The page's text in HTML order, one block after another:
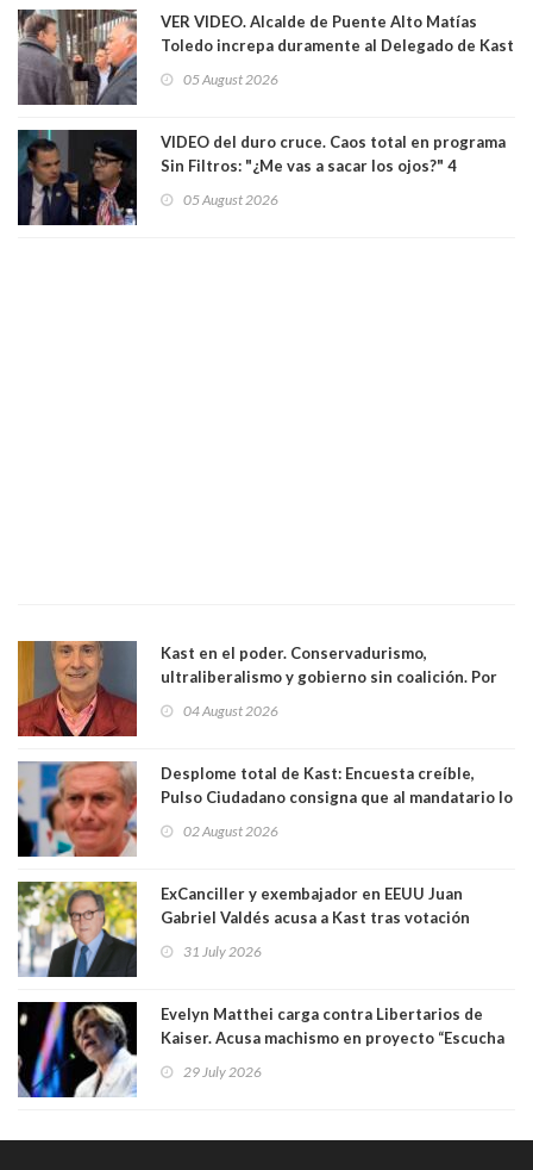
VER VIDEO. Alcalde de Puente Alto Matías
Toledo increpa duramente al Delegado de Kast
delegado nuevamente arrancando"
05 August 2026
VIDEO del duro cruce. Caos total en programa
Sin Filtros: "¿Me vas a sacar los ojos?" 4
excarabinero que dejó ciego a Gustavo Gatica:
05 August 2026
Kast en el poder. Conservadurismo,
ultraliberalismo y gobierno sin coalición. Por
04 August 2026
Desplome total de Kast: Encuesta creíble,
Pulso Ciudadano consigna que al mandatario lo
sacó en primera vuelta. Rechazo es de 58.9% y
64.8%
02 August 2026
ExCanciller y exembajador en EEUU Juan
Gabriel Valdés acusa a Kast tras votación
"Si hay una persona responsable es él"
31 July 2026
Evelyn Matthei carga contra Libertarios de
Kaiser. Acusa machismo en proyecto “Escucha
"¿Cómo puede haber alguien tan enfermo del
29 July 2026